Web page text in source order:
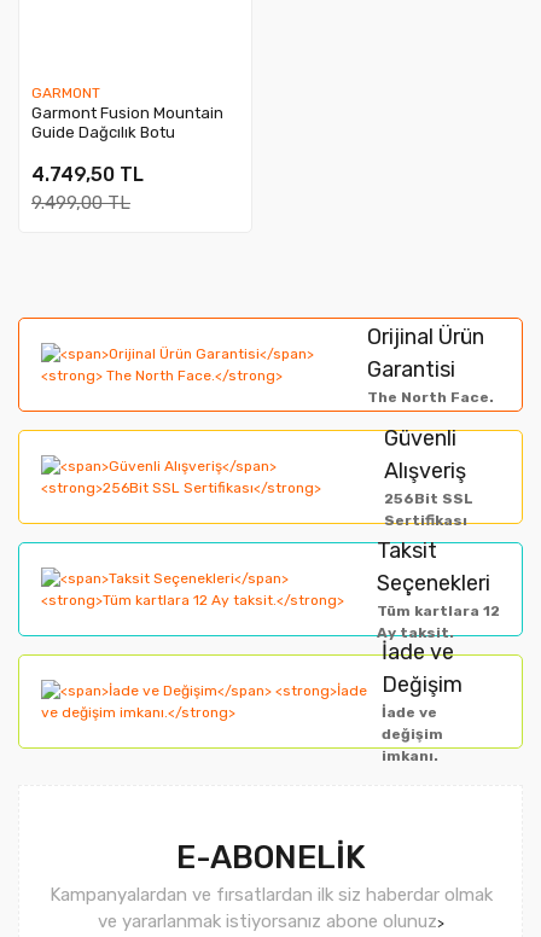
GARMONT
Garmont Fusion Mountain
Guide Dağcılık Botu
4.749,50 TL
9.499,00 TL
Orijinal Ürün
Garantisi
The North Face.
Güvenli
Alışveriş
256Bit SSL
Sertifikası
Taksit
Seçenekleri
Tüm kartlara 12
Ay taksit.
İade ve
Değişim
İade ve
değişim
imkanı.
E-ABONELİK
Kampanyalardan ve fırsatlardan ilk siz haberdar olmak
ve yararlanmak istiyorsanız abone olunuz>